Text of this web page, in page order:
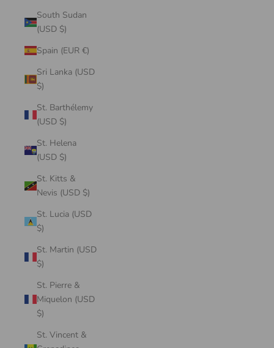
South Sudan
(USD $)
Spain (EUR €)
Sri Lanka (USD
$)
St. Barthélemy
(USD $)
St. Helena
(USD $)
St. Kitts &
Nevis (USD $)
St. Lucia (USD
$)
St. Martin (USD
$)
St. Pierre &
Miquelon (USD
$)
St. Vincent &